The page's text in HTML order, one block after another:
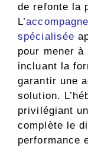
de refonte la
L’
spécialisée
pour mener
incluant la
garantir une
solution.
privilégiant
complète le
performance